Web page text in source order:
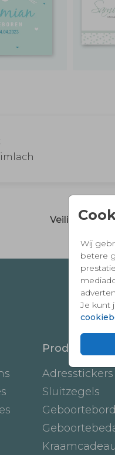
Wij
betere
Je kunt
Veilig en
Producten
Adresstickers
Sluitzegels